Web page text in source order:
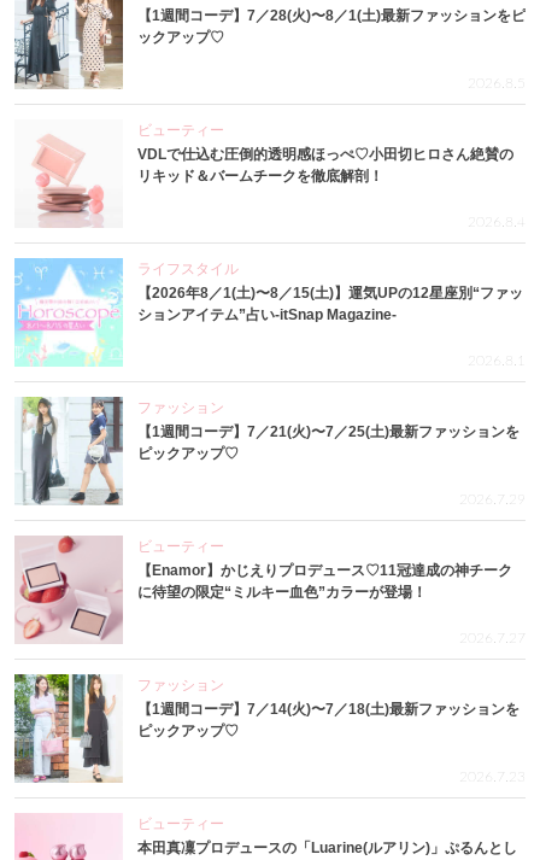
【1週間コーデ】7／28(火)〜8／1(土)最新ファッションをピ
ックアップ♡
2026.8.5
ビューティー
VDLで仕込む圧倒的透明感ほっぺ♡小田切ヒロさん絶賛の
リキッド＆バームチークを徹底解剖！
2026.8.4
ライフスタイル
【2026年8／1(土)〜8／15(土)】運気UPの12星座別“ファッ
ションアイテム”占い-itSnap Magazine-
2026.8.1
ファッション
【1週間コーデ】7／21(火)〜7／25(土)最新ファッションを
ピックアップ♡
2026.7.29
ビューティー
【Enamor】かじえりプロデュース♡11冠達成の神チーク
に待望の限定“ミルキー血色”カラーが登場！
2026.7.27
ファッション
【1週間コーデ】7／14(火)〜7／18(土)最新ファッションを
ピックアップ♡
2026.7.23
ビューティー
本田真凜プロデュースの「Luarine(ルアリン)」ぷるんとし